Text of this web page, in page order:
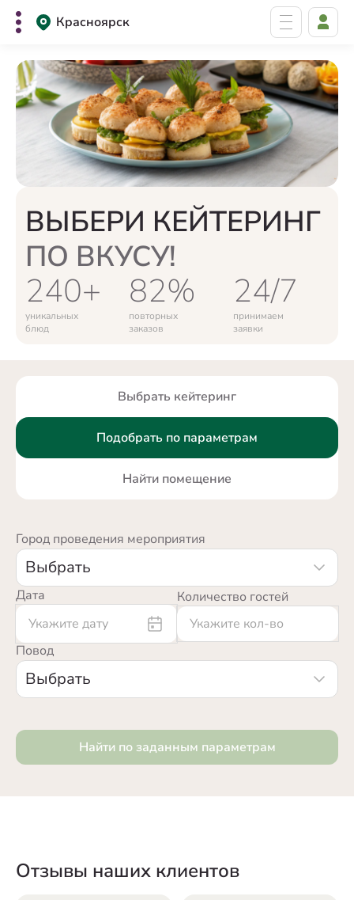
Красноярск
ВЫБЕРИ КЕЙТЕРИНГ
ПО ВКУСУ!
240+
уникальных
блюд
82%
повторных
заказов
24/7
принимаем
заявки
Выбрать кейтеринг
Подобрать по параметрам
Найти помещение
Город проведения мероприятия
Выбрать
Дата Количество гостей
Повод
Выбрать
Найти по заданным параметрам
Отзывы наших клиентов